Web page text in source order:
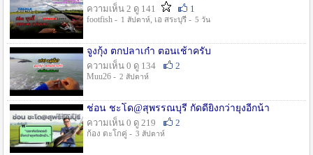
ความเห็น 2 ดู 141
1
footfish - 1 สัปดาห์, เอ สระบุรี - 5 วัน
จูงกุ้ง ตกปลาเก๋า ตอนเช้าครับ
ความเห็น 0 ดู 134
2
Muu26 - 2 สัปดาห์
ช่อน ชะโด@สุพรรณบุรี กัดดียิ่งกว่ายุงอีกน้า
ความเห็น 0 ดู 219
2
ก้อง ตะโกคู่ - 3 สัปดาห์